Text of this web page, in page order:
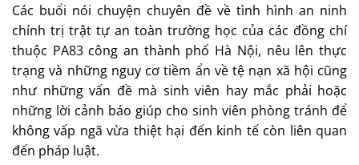
Các buổi nói chuyện chuyên đề về tình hình an ninh
chính trị trật tự an toàn trường học của các đồng chí
thuộc PA83 công an thành phố Hà Nội, nêu lên thực
trạng và những nguy cơ tiềm ẩn về tệ nạn xã hội cũng
như những vấn đề mà sinh viên hay mắc phải hoặc
những lời cảnh báo giúp cho sinh viên phòng tránh để
không vấp ngã vừa thiệt hại đến kinh tế còn liên quan
đến pháp luật.